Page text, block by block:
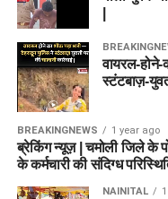
वायरल-
स्टंटबाज़-
BREAKINGNEWS 1 year ago
ब्रेकिंग न्यूज़ | चमोली जिले के
के कर्मचारी की संदिग्ध
NAINITAL